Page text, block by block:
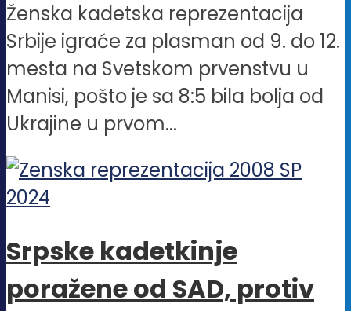
Ženska kadetska reprezentacija
Srbije igraće za plasman od 9. do 12.
mesta na Svetskom prvenstvu u
Manisi, pošto je sa 8:5 bila bolja od
Ukrajine u prvom...
Srpske kadetkinje
poražene od SAD, protiv